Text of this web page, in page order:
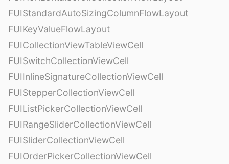
FUIStandardAutoSizingColumnFlowLayout
FUIKeyValueFlowLayout
FUICollectionViewTableViewCell
FUISwitchCollectionViewCell
FUIInlineSignatureCollectionViewCell
FUIStepperCollectionViewCell
FUIListPickerCollectionViewCell
FUIRangeSliderCollectionViewCell
FUISliderCollectionViewCell
FUIOrderPickerCollectionViewCell